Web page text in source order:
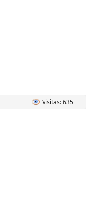
Visitas: 635